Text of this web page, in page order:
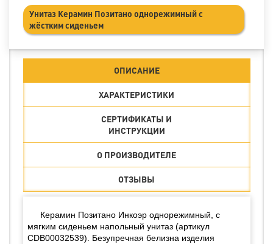
Унитаз Керамин Позитано однорежимный с
жёстким сиденьем
ОПИСАНИЕ
ХАРАКТЕРИСТИКИ
СЕРТИФИКАТЫ И
ИНСТРУКЦИИ
О ПРОИЗВОДИТЕЛЕ
ОТЗЫВЫ
Керамин Позитано Инкоэр однорежимный, с
мягким сиденьем напольный унитаз (артикул
CDB00032539). Безупречная белизна изделия